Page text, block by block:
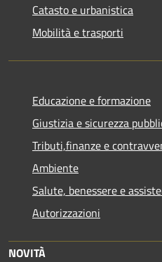
Catasto e urbanistica
Mobilità e trasporti
Educazione e formazione
Giustizia e sicurezza
Tributi,finanze e
Ambiente
Salute, benessere e
Autorizzazioni
NOVITÀ